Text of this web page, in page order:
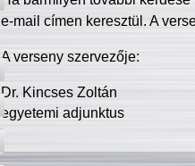
e-mail címen keresztül. A
A verseny szervezője:
Dr. Kincses Zoltán
egyetemi adjunktus